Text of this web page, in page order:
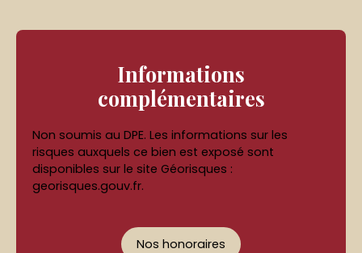
Informations
complémentaires
Non soumis au DPE. Les informations sur les
risques auxquels ce bien est exposé sont
disponibles sur le site Géorisques :
georisques.gouv.fr.
Nos honoraires